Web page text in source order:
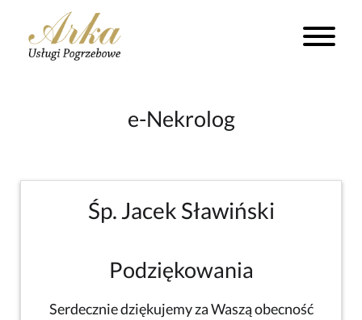
e-Nekrolog
Śp. Jacek Sławiński
Podziękowania
Serdecznie dziękujemy za Waszą obecność